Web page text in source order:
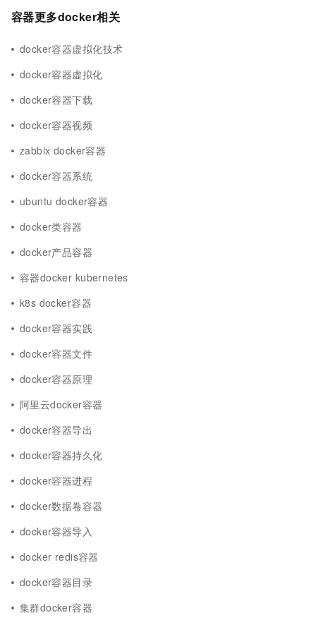
容器更多docker相关
docker容器虚拟化技术
docker容器虚拟化
docker容器下载
docker容器视频
zabbix docker容器
docker容器系统
ubuntu docker容器
docker类容器
docker产品容器
容器docker kubernetes
k8s docker容器
docker容器实践
docker容器文件
docker容器原理
阿里云docker容器
docker容器导出
docker容器持久化
docker容器进程
docker数据卷容器
docker容器导入
docker redis容器
docker容器目录
集群docker容器